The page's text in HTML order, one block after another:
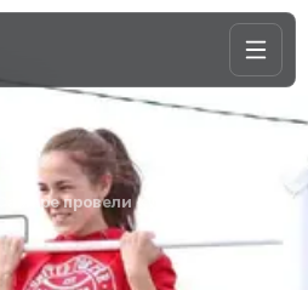
провели «Workout Picnic»